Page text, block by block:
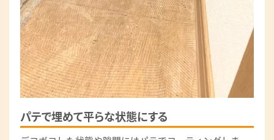
パテで埋めて平らな状態にする